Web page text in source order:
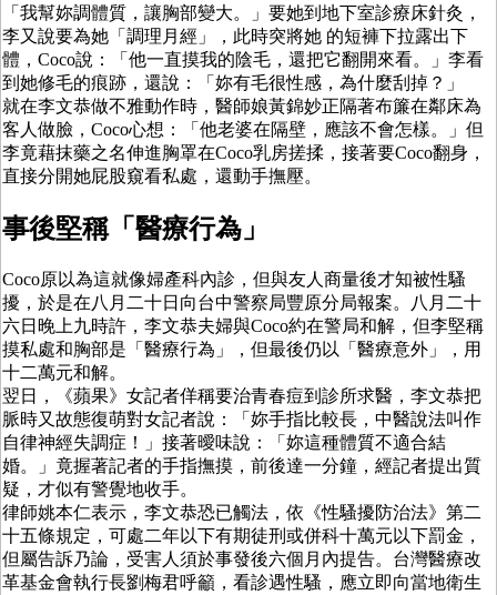
「我幫妳調體質，讓胸部變大。」要她到地下室診療床針灸，
李又說要為她「調理月經」，此時突將她 的短褲下拉露出下
體，Coco說：「他一直摸我的陰毛，還把它翻開來看。」李看
到她修毛的痕跡，還說：「妳有毛很性感，為什麼刮掉？」
就在李文恭做不雅動作時，醫師娘黃錦妙正隔著布簾在鄰床為
客人做臉，Coco心想：「他老婆在隔壁，應該不會怎樣。」但
李竟藉抹藥之名伸進胸罩在Coco乳房搓揉，接著要Coco翻身，
直接分開她屁股窺看私處，還動手撫壓。
事後堅稱「醫療行為」
Coco原以為這就像婦產科內診，但與友人商量後才知被性騷
擾，於是在八月二十日向台中警察局豐原分局報案。八月二十
六日晚上九時許，李文恭夫婦與Coco約在警局和解，但李堅稱
摸私處和胸部是「醫療行為」，但最後仍以「醫療意外」，用
十二萬元和解。
翌日，《蘋果》女記者佯稱要治青春痘到診所求醫，李文恭把
脈時又故態復萌對女記者說：「妳手指比較長，中醫說法叫作
自律神經失調症！」接著曖味說：「妳這種體質不適合結
婚。」竟握著記者的手指撫摸，前後達一分鐘，經記者提出質
疑，才似有警覺地收手。
律師姚本仁表示，李文恭恐已觸法，依《性騷擾防治法》第二
十五條規定，可處二年以下有期徒刑或併科十萬元以下罰金，
但屬告訴乃論，受害人須於事發後六個月內提告。台灣醫療改
革基金會執行長劉梅君呼籲，看診遇性騷，應立即向當地衛生